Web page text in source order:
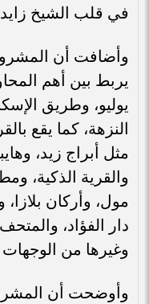
في قلب الشيخ زايد
وأضافت أن
يوليو، وطريق
النزهة، كما يقع
مثل أبراج زيد،
والقرية الذكية،
مول، وأركان
دار الفؤاد،
وغيرها من